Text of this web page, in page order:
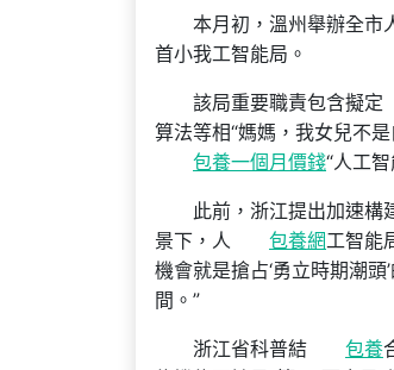
本月初，溫州舉辦全市
首小我工智能局。
該局重要職責包含擬定
算法等相“媽媽，我女兒不
包養一個月價錢“人工
此前，浙江提出加速構
景下，人
包養網工智能
機會就是搶占‘勇立時期潮頭
間。”
浙江省科普結 包養